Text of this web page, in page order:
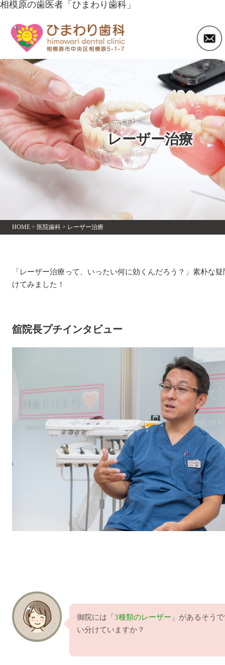
相模原の歯医者「ひまわり歯科」
レーザー治療
HOME> 医院歯科> レーザー治療
「レーザー治療って、いったい何に効くんだろう？」素朴な
けてみました！
舘院長プチインタビュー
御院には「 3種類のレーザー 」があるそう
い分けていますか？